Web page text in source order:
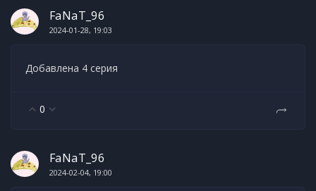
FaNaT_96
2024-01-28, 19:03
Добавлена 4 серия
0
FaNaT_96
2024-02-04, 19:00